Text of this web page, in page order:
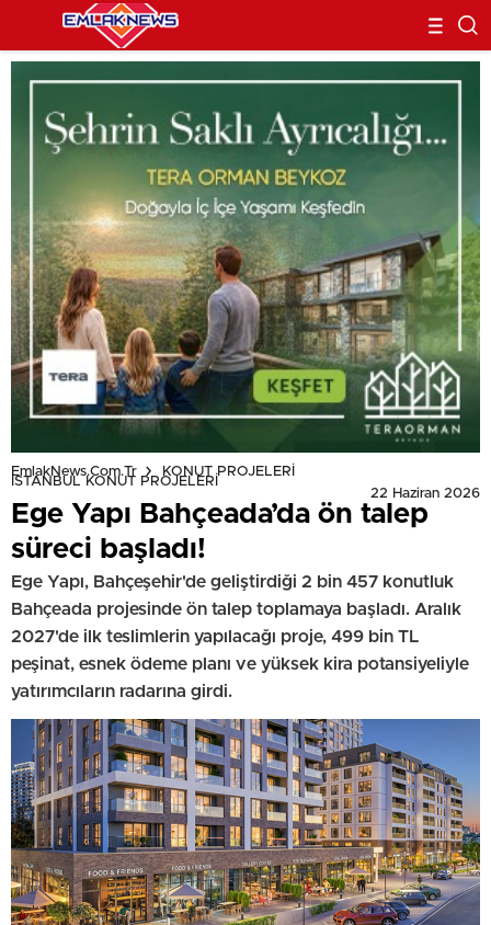
EmlakNews.com.tr KONUT PROJELERİ
İSTANBUL KONUT PROJELERİ
22 Haziran 2026
Ege Yapı Bahçeada’da ön talep
süreci başladı!
Ege Yapı, Bahçeşehir'de geliştirdiği 2 bin 457 konutluk
Bahçeada projesinde ön talep toplamaya başladı. Aralık
2027'de ilk teslimlerin yapılacağı proje, 499 bin TL
peşinat, esnek ödeme planı ve yüksek kira potansiyeliyle
yatırımcıların radarına girdi.